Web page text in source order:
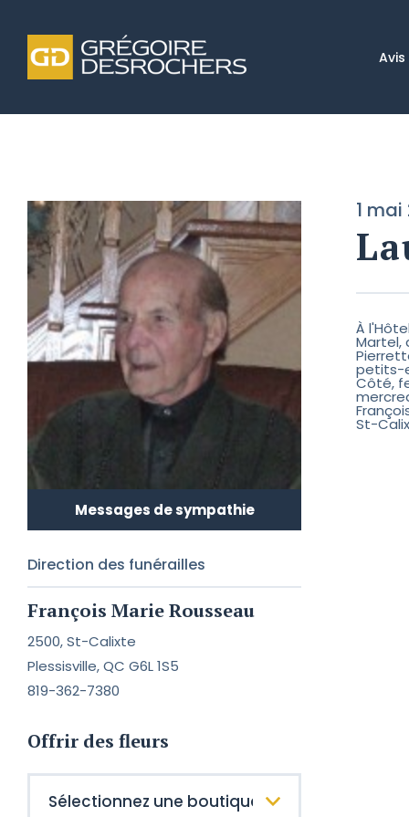
Messages de sympathie
Direction des funérailles
François Marie Rousseau
2500, St-Calixte
Plessisville, QC G6L 1S5
819-362-7380
Offrir des fleurs
1 mai
À
Martel,
petits-
Côté,
St-